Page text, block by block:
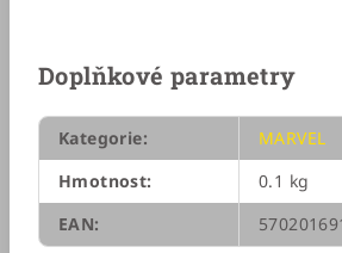
Doplňkové parametry
Kategorie:
MARVEL
Hmotnost:
0.1 kg
EAN: